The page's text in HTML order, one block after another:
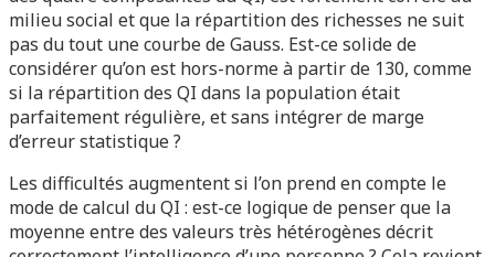
milieu social et que la répartition des richesses ne suit
pas du tout une courbe de Gauss. Est-ce solide de
considérer qu’on est hors-norme à partir de 130, comme
si la répartition des QI dans la population était
parfaitement régulière, et sans intégrer de marge
d’erreur statistique ?
Les difficultés augmentent si l’on prend en compte le
mode de calcul du QI : est-ce logique de penser que la
moyenne entre des valeurs très hétérogènes décrit